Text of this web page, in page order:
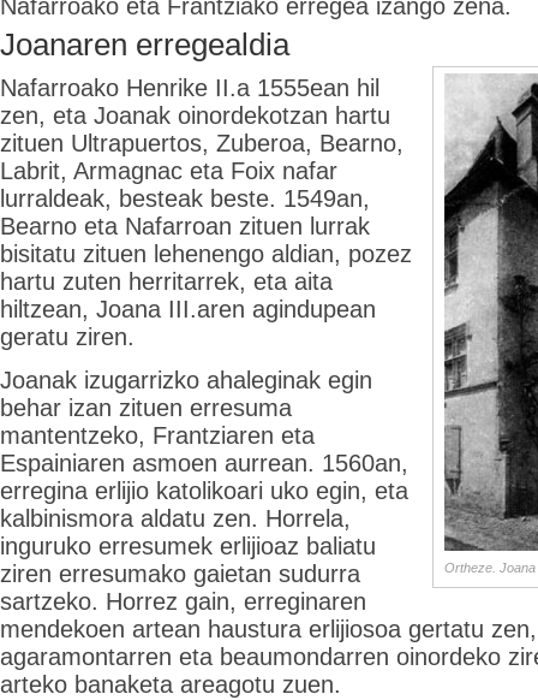
Nafarroako eta Frantziako erregea izango zena.
Joanaren erregealdia
Ortheze.
Nafarroako Henrike II.a 1555ean hil
zen, eta Joanak oinordekotzan hartu
zituen Ultrapuertos, Zuberoa, Bearno,
Labrit, Armagnac eta Foix nafar
lurraldeak, besteak beste. 1549an,
Bearno eta Nafarroan zituen lurrak
bisitatu zituen lehenengo aldian, pozez
hartu zuten herritarrek, eta aita
hiltzean, Joana III.aren agindupean
geratu ziren.
Joanak izugarrizko ahaleginak egin
behar izan zituen erresuma
mantentzeko, Frantziaren eta
Espainiaren asmoen aurrean. 1560an,
erregina erlijio katolikoari uko egin, eta
kalbinismora aldatu zen. Horrela,
inguruko erresumek erlijioaz baliatu
ziren erresumako gaietan sudurra
sartzeko. Horrez gain, erreginaren
mendekoen artean haustura erlijiosoa gertatu
agaramontarren eta beaumondarren oinordeko
arteko banaketa areagotu zuen.